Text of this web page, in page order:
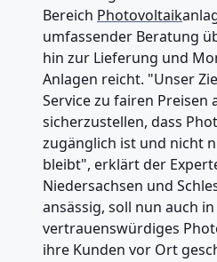
Bereich Photovoltaik
umfassender Beratung
hin zur Lieferung und
Anlagen reicht. "Unser
Service zu fairen Preisen
sicherzustellen, dass
zugänglich ist und nicht
bleibt", erklärt der
Niedersachsen und
ansässig, soll nun auch in
vertrauenswürdiges
ihre Kunden vor Ort